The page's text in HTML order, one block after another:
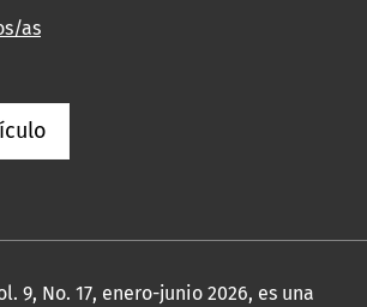
as
9, No. 17, enero-junio 2026, es una